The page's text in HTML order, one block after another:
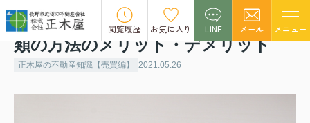
閲覧履歴 お気に入り LINE メール メニュー
ワンルーム売却の媒介契約とは？3種
類の方法のメリット・デメリット
正木屋の不動産知識【売買編】 2021.05.26